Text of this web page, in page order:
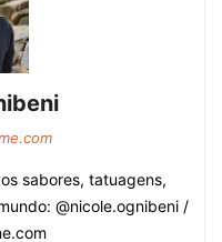
sabores, tatuagens,
@nicole.ognibeni /